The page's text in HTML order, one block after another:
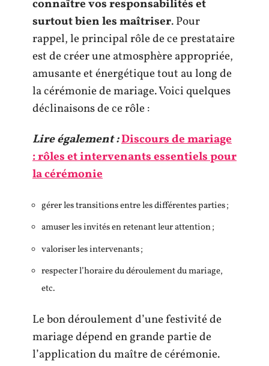
connaître vos responsabilités et
surtout bien les maîtriser. Pour
rappel, le principal rôle de ce prestataire
est de créer une atmosphère appropriée,
amusante et énergétique tout au long de
la cérémonie de mariage. Voici quelques
déclinaisons de ce rôle :
Lire également :Discours de mariage
: rôles et intervenants essentiels pour
la cérémonie
gérer les transitions entre les différentes parties ;
amuser les invités en retenant leur attention ;
valoriser les intervenants ;
respecter l’horaire du déroulement du mariage,
etc.
Le bon déroulement d’une festivité de
mariage dépend en grande partie de
l’application du maître de cérémonie.